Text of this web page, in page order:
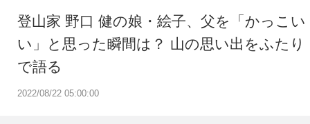
2022/08/22 05:00:00
登山家 野口 健の娘・絵子、父を「かっこい
い」と思った瞬間は？ 山の思い出をふたり
で語る